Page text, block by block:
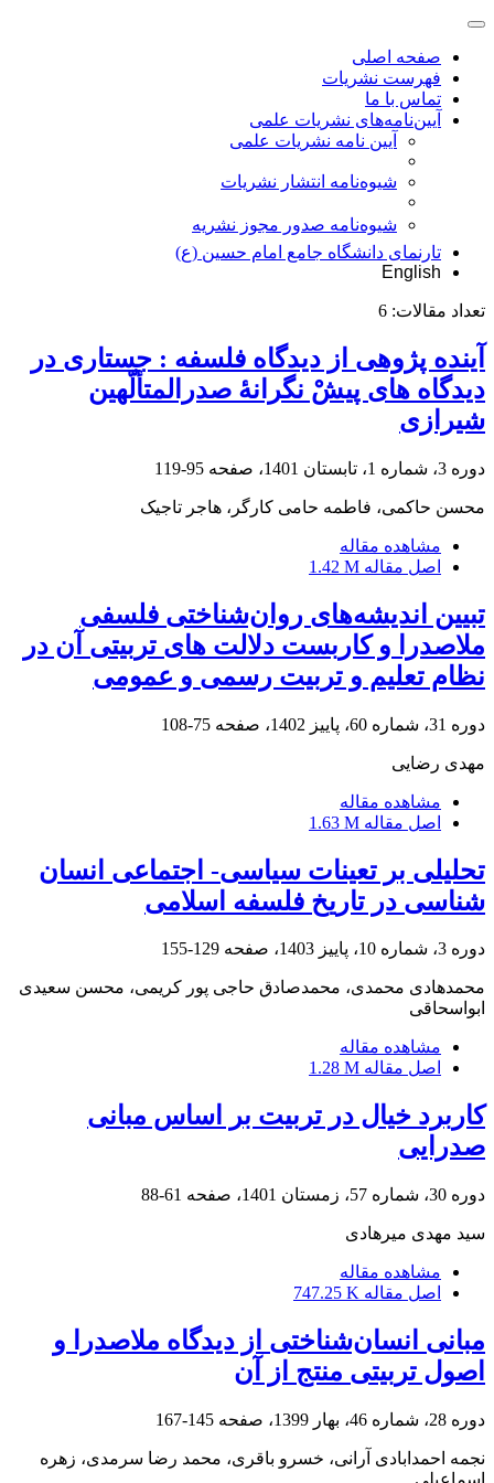
صفحه اصلی
فهرست نشریات
تماس با ما
آیین‌نامه‌های نشریات علمی
آیین نامه نشریات علمی
شیوه‌نامه انتشار نشریات
شیوهنامه صدور مجوز نشریه
تارنمای دانشگاه جامع امام حسین (ع)
English
تعداد مقالات: 6
آینده پژوهی از دیدگاه فلسفه : جستاری در
دیدگاه های پیشْ نگرانۀ صدرالمتألّهین
شیرازی
دوره 3، شماره 1، تابستان 1401، صفحه 95-119
محسن حاکمی، فاطمه حامی کارگر، هاجر تاجیک
مشاهده مقاله
اصل مقاله 1.42 M
تبیین اندیشه‌های روان‌شناختی فلسفی
ملاصدرا و کاربست دلالت های تربیتی آن در
نظام تعلیم و تربیت رسمی و عمومی
دوره 31، شماره 60، پاییز 1402، صفحه 75-108
مهدی رضایی
مشاهده مقاله
اصل مقاله 1.63 M
تحلیلی بر تعینات سیاسی- اجتماعی انسان
شناسی در تاریخ فلسفه اسلامی
دوره 3، شماره 10، پاییز 1403، صفحه 129-155
محمدهادی محمدی، محمدصادق حاجی‌ پور کریمی، محسن سعیدی
ابواسحاقی
مشاهده مقاله
اصل مقاله 1.28 M
کاربرد خیال در تربیت بر اساس مبانی
صدرایی
دوره 30، شماره 57، زمستان 1401، صفحه 61-88
سید مهدی میرهادی
مشاهده مقاله
اصل مقاله 747.25 K
مبانی انسان‌شناختی از دیدگاه ملاصدرا و
اصول تربیتی منتج از آن
دوره 28، شماره 46، بهار 1399، صفحه 145-167
نجمه احمدابادی آرانی، خسرو باقری، محمد رضا سرمدی، زهره
اسماعیلی